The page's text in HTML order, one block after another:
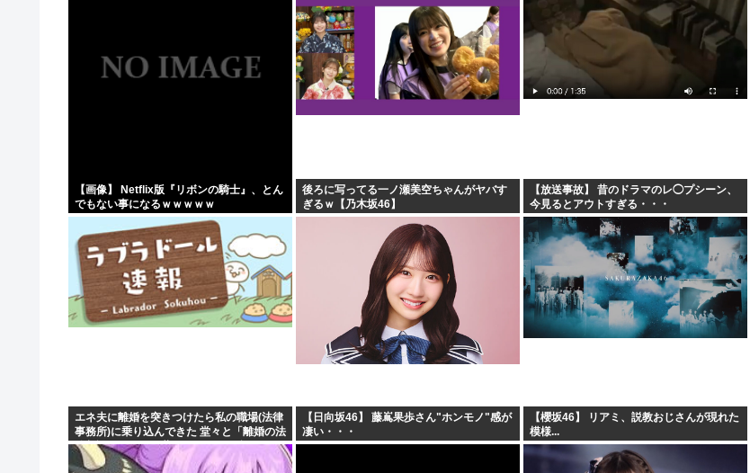
クビになったバイト先の店長のインスタ見つけた
【画像】大企業「働きたくない人へ」←10万いいね！
【画像】東出昌大の再婚相手の体があまりにすごいｗｗｗ
【悲報】熊本県知事、報道陣土足取材にマジギレ「遺族や被災...
甲子園出場校 猛暑と資金難に苦しむ
「1日10万円稼げる」イージーモードすぎる
え？なんでみんな
【衝撃】 韓国人「
韓国人「韓国サッ
【
安倍昭恵「なんで
中国が対米ドロー
海外「日本なんて
クルド人問題を訴
【画像】 Netflix版『リボンの騎士』、とん
でもない事になるｗｗｗｗｗ
後ろに写ってる一ノ瀬美空ちゃんがヤバす
ぎるｗ【乃木坂46】
【放送事故】 昔のドラマのレ◯プシーン、
今見るとアウトすぎる・・・
エネ夫に離婚を突きつけたら私の職場(法律
事務所)に乗り込んできた 堂々と「離婚の法
律相談です。母の薦めでこちらに参りまし
た」と言っているが、...
【日向坂46】 藤嶌果歩さん"ホンモノ"感が
凄い・・・
【櫻坂46】 リアミ、説教おじさんが現れた
模様...